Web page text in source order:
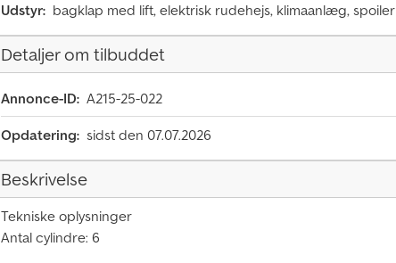
Udstyr: bagklap med lift, elektrisk rudehejs, klimaanlæg, spoiler
Detaljer om tilbuddet
Annonce-ID: A215-25-022
Opdatering: sidst den 07.07.2026
Beskrivelse
Tekniske oplysninger
Antal cylindre: 6